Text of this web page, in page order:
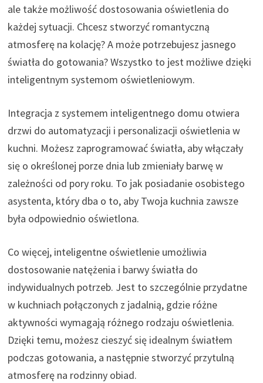
ale także możliwość dostosowania oświetlenia do
każdej sytuacji. Chcesz stworzyć romantyczną
atmosferę na kolację? A może potrzebujesz jasnego
światła do gotowania? Wszystko to jest możliwe dzięki
inteligentnym systemom oświetleniowym.
Integracja z systemem inteligentnego domu otwiera
drzwi do automatyzacji i personalizacji oświetlenia w
kuchni. Możesz zaprogramować światła, aby włączały
się o określonej porze dnia lub zmieniały barwę w
zależności od pory roku. To jak posiadanie osobistego
asystenta, który dba o to, aby Twoja kuchnia zawsze
była odpowiednio oświetlona.
Co więcej, inteligentne oświetlenie umożliwia
dostosowanie natężenia i barwy światła do
indywidualnych potrzeb. Jest to szczególnie przydatne
w kuchniach połączonych z jadalnią, gdzie różne
aktywności wymagają różnego rodzaju oświetlenia.
Dzięki temu, możesz cieszyć się idealnym światłem
podczas gotowania, a następnie stworzyć przytulną
atmosferę na rodzinny obiad.